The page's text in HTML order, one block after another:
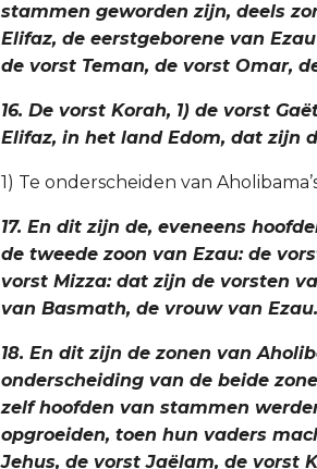
stammen geworden zijn, deels
Elifaz, de eerstgeborene van
de vorst Teman, de vorst Omar,
16. De vorst Korah, 1) de vorst
Elifaz, in het land Edom, dat zijn
1) Te onderscheiden van
17. En dit zijn de, eveneens
de tweede zoon van Ezau: de
vorst Mizza: dat zijn de vorsten
van Basmath, de vrouw van Ezau.
18. En dit zijn de zonen van
onderscheiding van de beide
zelf hoofden van stammen
opgroeiden, toen hun vaders
Jehus, de vorst Jaëlam, de vorst